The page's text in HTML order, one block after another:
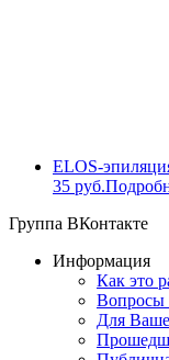
ELOS-
35 руб.
Группа ВКонтакте
Информация
Как это
Вопросы
Для